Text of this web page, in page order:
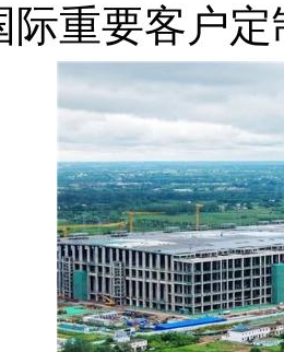
际重要客户定